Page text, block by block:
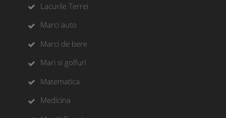
Lacurile Terrei
Marci auto
Marci de bere
Mari si golfuri
Matematica
Medicina